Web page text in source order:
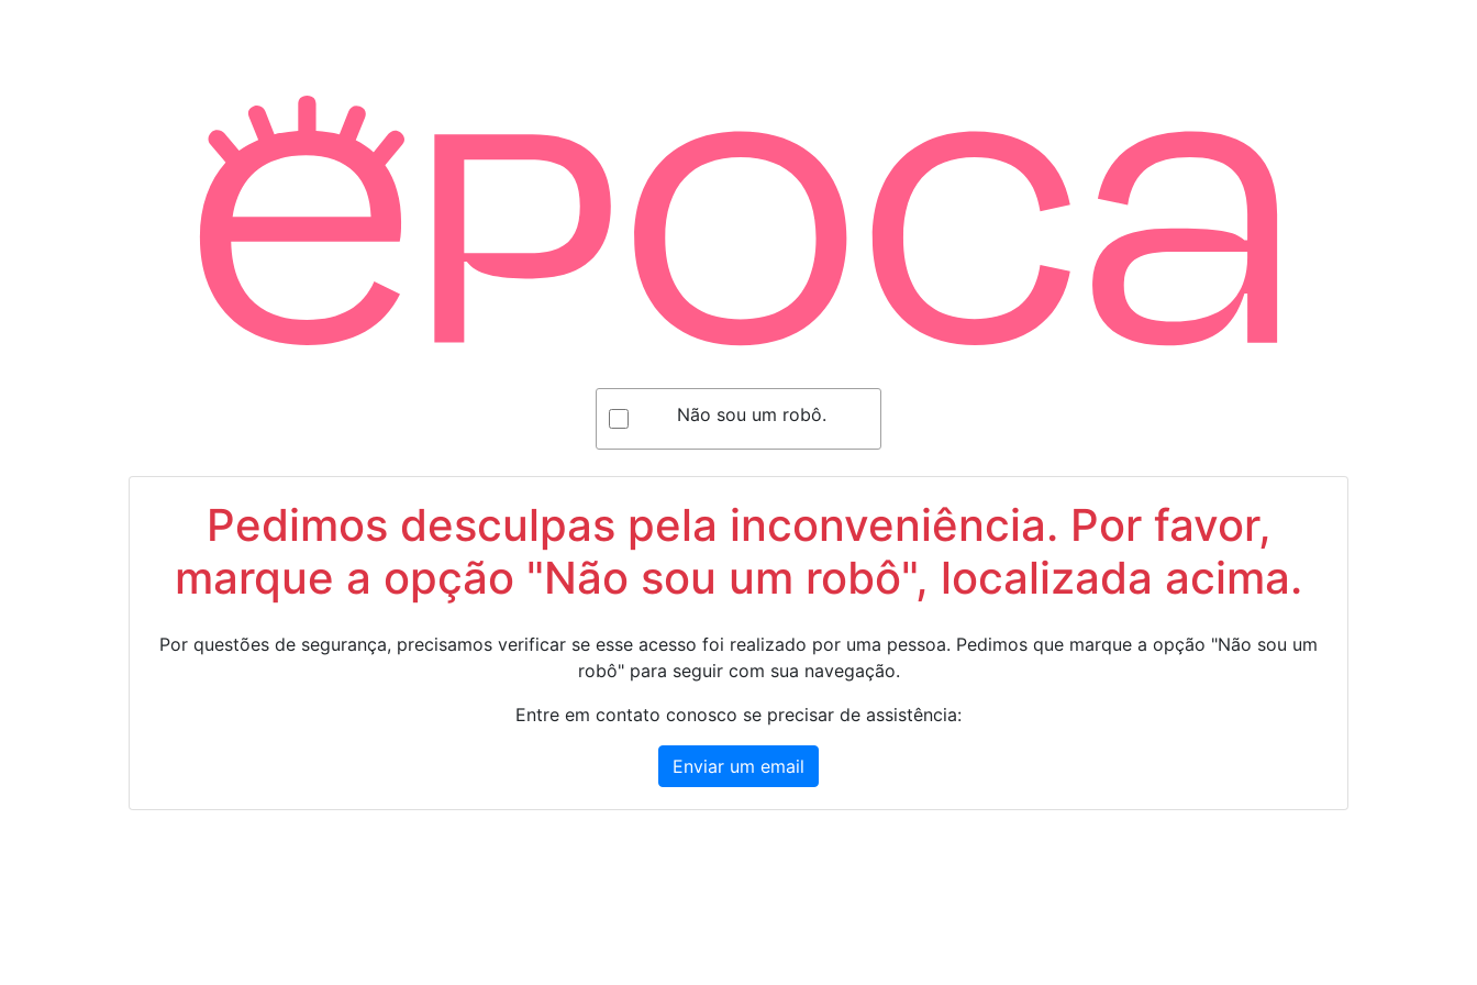
Não sou um robô.
Pedimos desculpas pela inconveniência. Por favor,
marque a opção "Não sou um robô", localizada acima.
Por questões de segurança, precisamos verificar se esse acesso foi realizado por uma pessoa. Pedimos que marque a opção "Não sou um
robô" para seguir com sua navegação.
Entre em contato conosco se precisar de assistência:
Enviar um email